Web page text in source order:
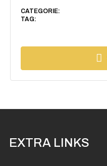
CATEGORIE:
TAG:
EXTRA LINKS